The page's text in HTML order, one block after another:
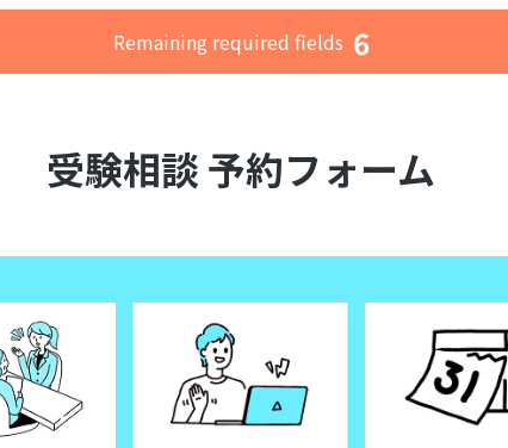
Remaining required fields 6
受験相談 予約フォーム